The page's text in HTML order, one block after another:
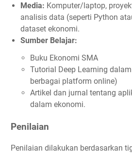
Media: Komputer/laptop,
analisis data (seperti Python
dataset ekonomi.
Sumber Belajar:
Buku Ekonomi SMA
Tutorial Deep Learning
berbagai platform online)
Artikel dan jurnal tentang
dalam ekonomi.
Penilaian
Penilaian dilakukan berdasarkan